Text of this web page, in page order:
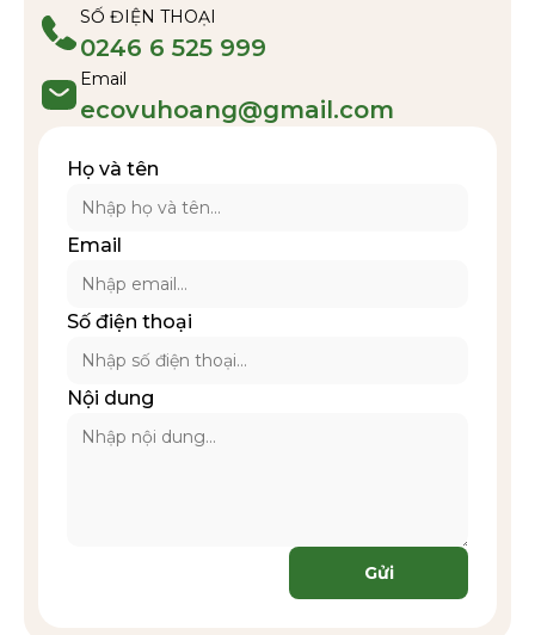
SỐ ĐIỆN THOẠI
0246 6 525 999
Email
ecovuhoang@gmail.com
Họ và tên
Email
Số điện thoại
Nội dung
Gửi